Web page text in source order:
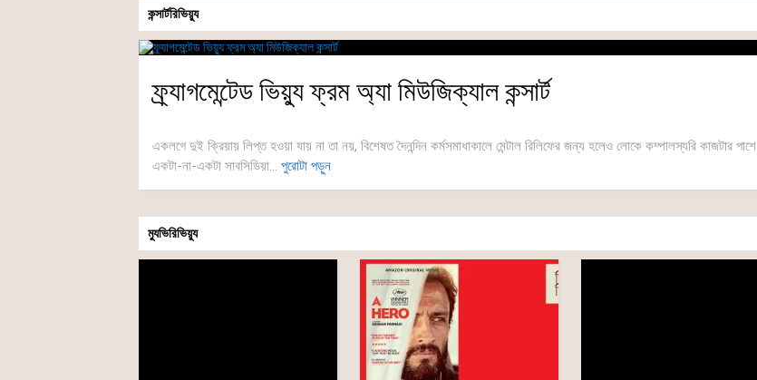
কন্সার্টরিভিয়্যু
ফ্র্যাগমেন্টেড ভিয়্যু ফ্রম অ্যা মিউজিক্যাল কন্সার্ট
একলগে দুই ক্রিয়ায় লিপ্ত হওয়া যায় না তা নয়, বিশেষত দৈনন্দিন কর্মসমাধাকালে মেন্টাল রিলিফের জন্য হলেও লোকে কম্পালস্যরি কাজটার পাশে
একটা-না-একটা সাবসিডিয়া... পুরোটা পড়ুন
ম্যুভিরিভিয়্যু